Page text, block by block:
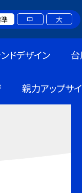
中 大
ドデザイン
親力アップサ